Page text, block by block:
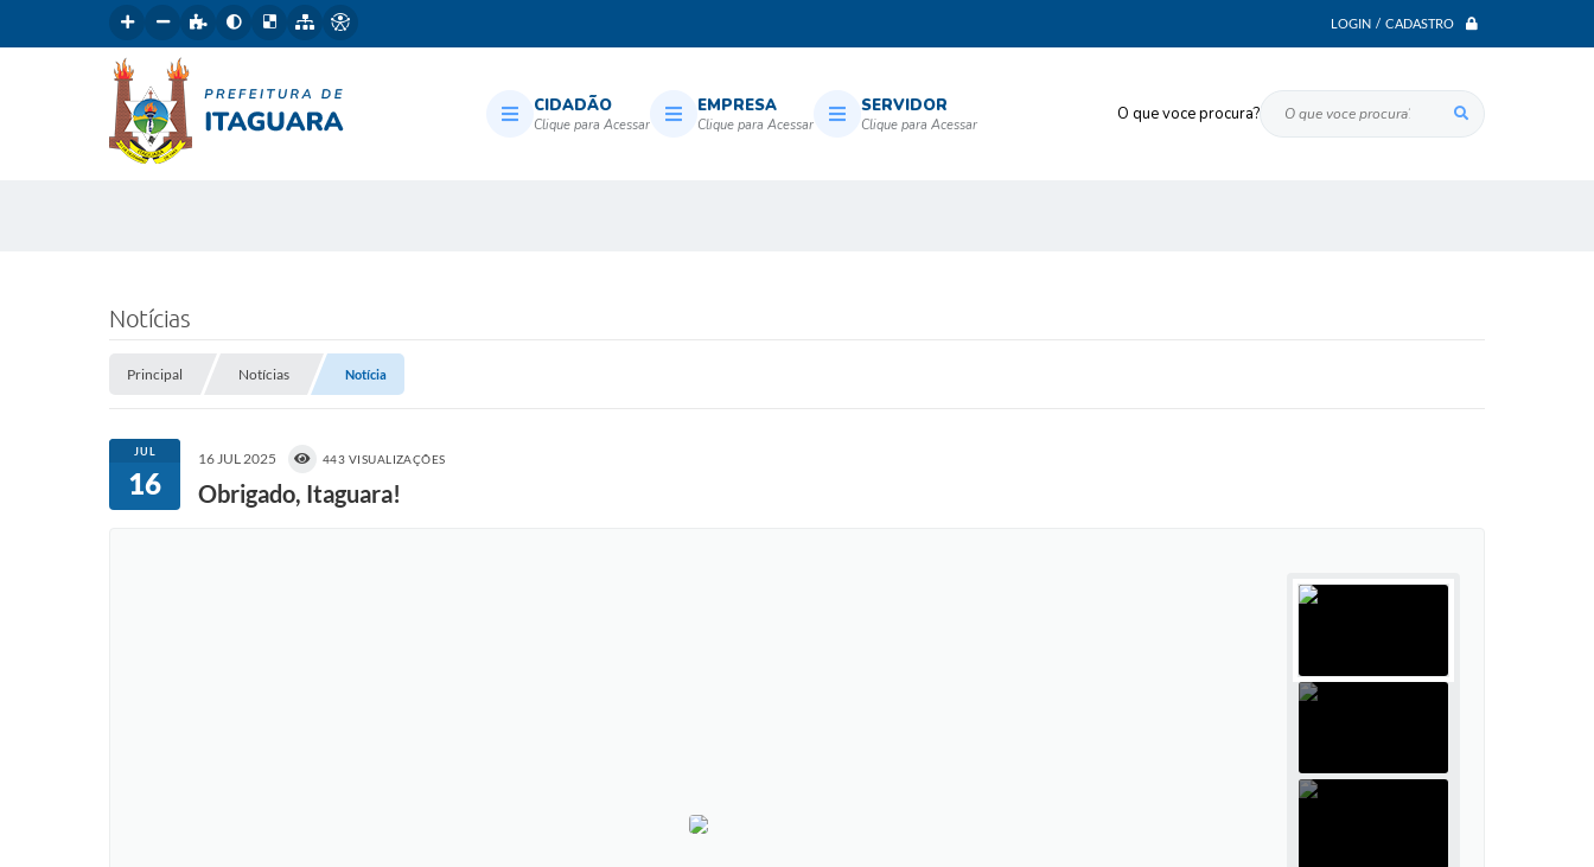
LOGIN / CADASTRO
O que voce procura?
CIDADÃO EMPRESA SERVIDOR
Notícias
Principal Notícias Notícia
JUL
16
16 JUL 2025 443 VISUALIZAÇÕES
Obrigado, Itaguara!